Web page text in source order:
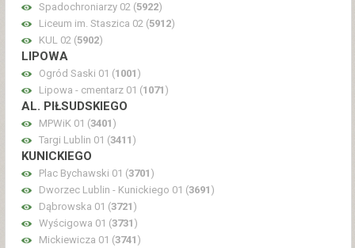
Spadochroniarzy 02 (5922)
Liceum im. Staszica 02 (5912)
KUL 02 (5902)
LIPOWA
Ogród Saski 01 (1001 )
Lipowa - cmentarz 01 (1071 )
AL. PIŁSUDSKIEGO
MPWiK 01 (3401 )
Targi Lublin 01 (3411 )
KUNICKIEGO
Plac Bychawski 01 (3701 )
Dworzec Lublin - Kunickiego 01 (3691 )
Dąbrowska 01 (3721 )
Wyścigowa 01 (3731 )
Mickiewicza 01 (3741 )